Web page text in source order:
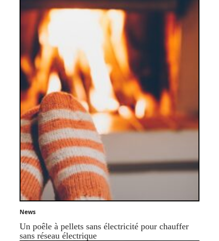
News
Un poêle à pellets sans électricité pour chauffer
sans réseau électrique